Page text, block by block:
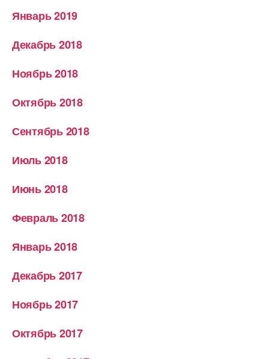
Январь 2019
Декабрь 2018
Ноябрь 2018
Октябрь 2018
Сентябрь 2018
Июль 2018
Июнь 2018
Февраль 2018
Январь 2018
Декабрь 2017
Ноябрь 2017
Октябрь 2017